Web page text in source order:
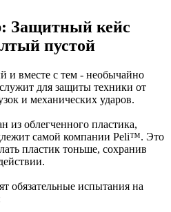
Защитный кейс
пустой
и вместе с тем - необычайно
для защиты техники от
и механических ударов.
из облегченного пластика,
самой компании Peli™. Это
пластик тоньше, сохранив
обязательные испытания на